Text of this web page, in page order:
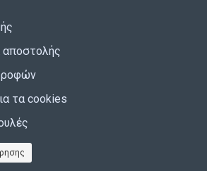
αποστολής
τα cookies